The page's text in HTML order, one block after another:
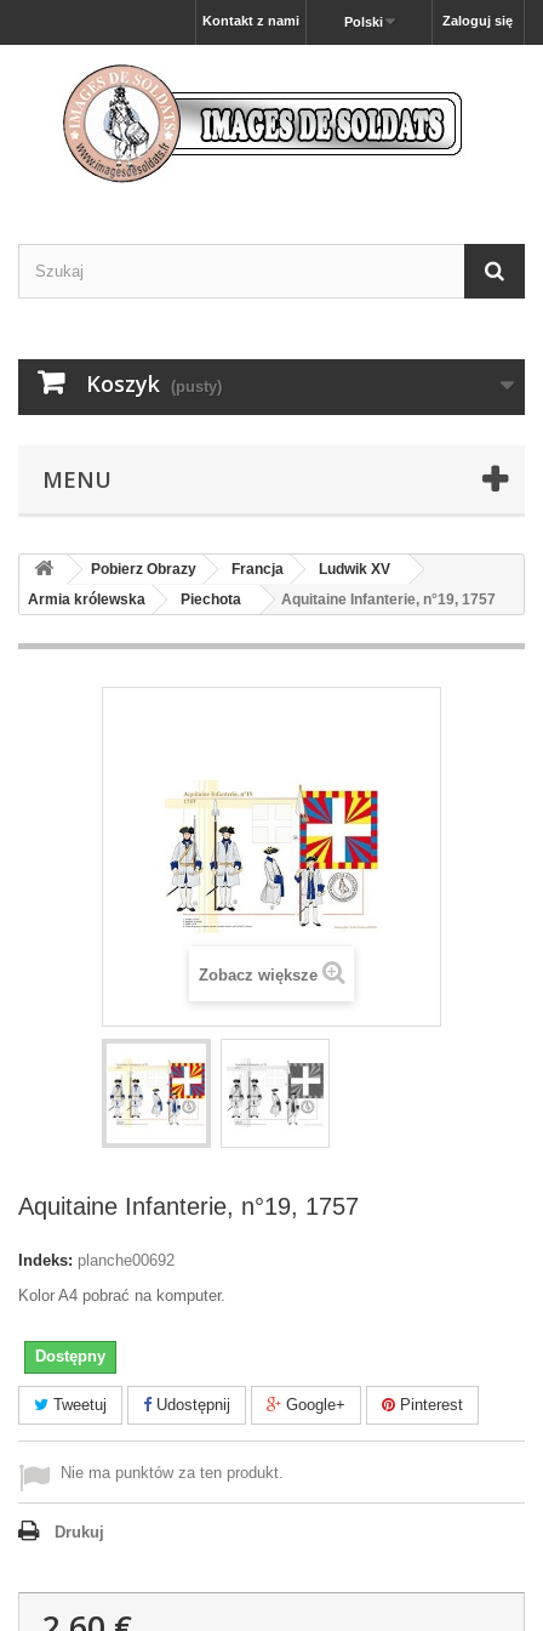
Zaloguj się
Polski
Kontakt z nami
Koszyk (pusty)
MENU
Pobierz Obrazy Francja
Ludwik XV
Armia królewska
Piechota Aquitaine Infanterie, n°19, 1757
Zobacz większe
Aquitaine Infanterie, n°19, 1757
Indeks: planche00692
Kolor A4 pobrać na komputer.
Dostępny
Tweetuj Udostępnij Google+ Pinterest
Nie ma punktów za ten produkt.
Drukuj